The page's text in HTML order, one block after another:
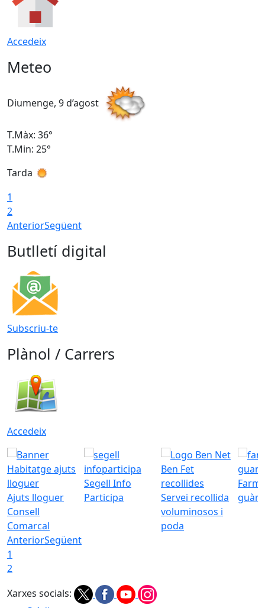
Accedeix
Meteo
Diumenge, 9 d’agost
T.Màx: 36°
T.Min: 25°
Tarda
1
2
AnteriorSegüent
Butlletí digital
Subscriu-te
Plànol / Carrers
Accedeix
Ajuts lloguer
Consell
Comarcal
Segell Info
Participa
Servei recollida
voluminosos i
poda
AnteriorSegüent
1
2
Xarxes socials: